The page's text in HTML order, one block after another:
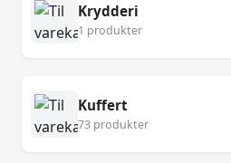
Krydderi
1 produkter
Kuffert
73 produkter